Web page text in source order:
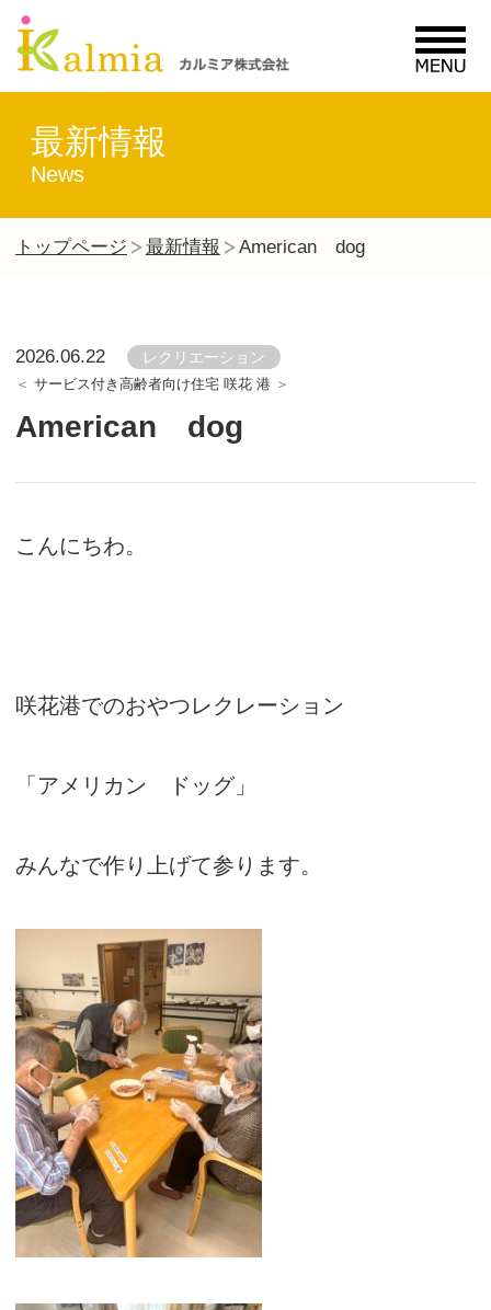
MENU
最新情報
News
トップページ 最新情報 American dog
2026.06.22 レクリエーション
サービス付き高齢者向け住宅 咲花 港
American dog
こんにちわ。
咲花港でのおやつレクレーション
「アメリカン ドッグ」
みんなで作り上げて参ります。